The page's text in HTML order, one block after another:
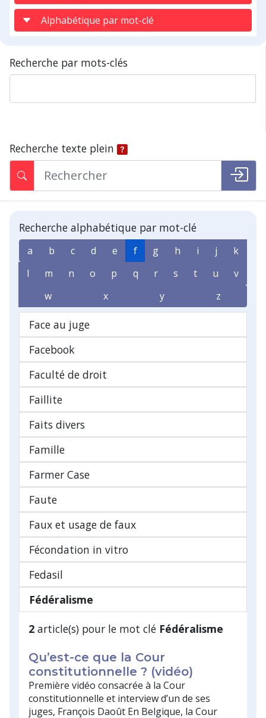
Alphabétique par mot-clé
Recherche par mots-clés
Recherche texte plein
Recherche alphabétique par mot-clé
a b c d e f g h i j
k
l
m n o p q r s t u
v
w
x y z
Face au juge
Facebook
Faculté de droit
Faillite
Faits divers
Famille
Farmer Case
Faute
Faux et usage de faux
Fécondation in vitro
Fedasil
Fédéralisme
2 article(s) pour le mot clé Fédéralisme
Qu’est-ce que la Cour
constitutionnelle ? (vidéo)
Première vidéo consacrée à la Cour
constitutionnelle et interview d’un de ses
juges, François Daoût En Belgique, la Cour